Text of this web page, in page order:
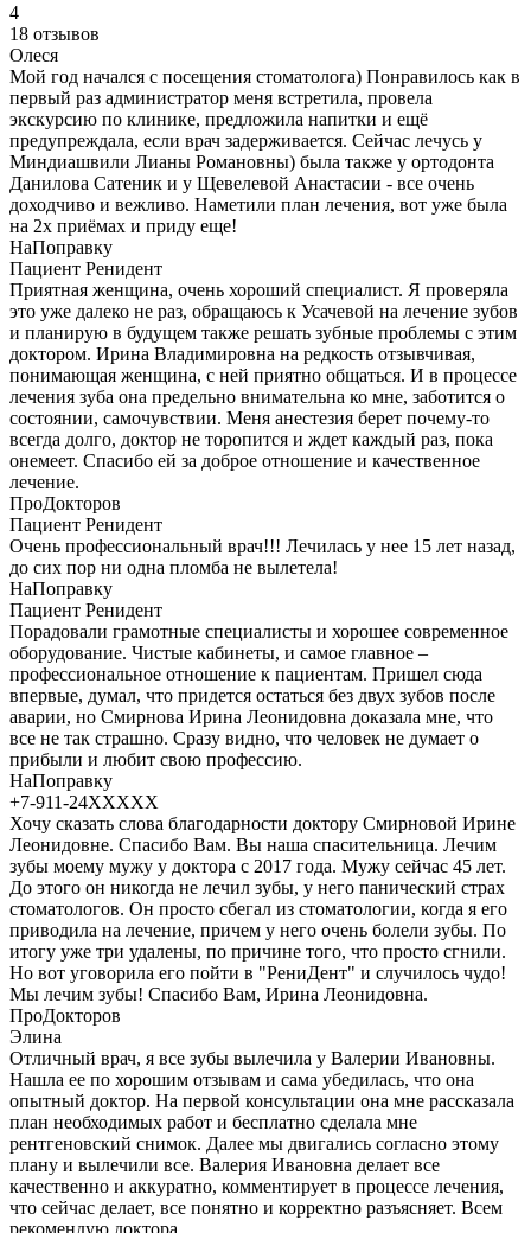
4
18 отзывов
Олеся
Мой год начался с посещения стоматолога) Понравилось как в
первый раз администратор меня встретила, провела
экскурсию по клинике, предложила напитки и ещё
предупреждала, если врач задерживается. Сейчас лечусь у
Миндиашвили Лианы Романовны) была также у ортодонта
Данилова Сатеник и у Щевелевой Анастасии - все очень
доходчиво и вежливо. Наметили план лечения, вот уже была
на 2х приёмах и приду еще!
НаПоправку
Пациент Ренидент
Приятная женщина, очень хороший специалист. Я проверяла
это уже далеко не раз, обращаюсь к Усачевой на лечение зубов
и планирую в будущем также решать зубные проблемы с этим
доктором. Ирина Владимировна на редкость отзывчивая,
понимающая женщина, с ней приятно общаться. И в процессе
лечения зуба она предельно внимательна ко мне, заботится о
состоянии, самочувствии. Меня анестезия берет почему-то
всегда долго, доктор не торопится и ждет каждый раз, пока
онемеет. Спасибо ей за доброе отношение и качественное
лечение.
ПроДокторов
Пациент Ренидент
Очень профессиональный врач!!! Лечилась у нее 15 лет назад,
до сих пор ни одна пломба не вылетела!
НаПоправку
Пациент Ренидент
Порадовали грамотные специалисты и хорошее современное
оборудование. Чистые кабинеты, и самое главное –
профессиональное отношение к пациентам. Пришел сюда
впервые, думал, что придется остаться без двух зубов после
аварии, но Смирнова Ирина Леонидовна доказала мне, что
все не так страшно. Сразу видно, что человек не думает о
прибыли и любит свою профессию.
НаПоправку
+7-911-24XXXXX
Хочу сказать слова благодарности доктору Смирновой Ирине
Леонидовне. Спасибо Вам. Вы наша спасительница. Лечим
зубы моему мужу у доктора с 2017 года. Мужу сейчас 45 лет.
До этого он никогда не лечил зубы, у него панический страх
стоматологов. Он просто сбегал из стоматологии, когда я его
приводила на лечение, причем у него очень болели зубы. По
итогу уже три удалены, по причине того, что просто сгнили.
Но вот уговорила его пойти в "РениДент" и случилось чудо!
Мы лечим зубы! Спасибо Вам, Ирина Леонидовна.
ПроДокторов
Элина
Отличный врач, я все зубы вылечила у Валерии Ивановны.
Нашла ее по хорошим отзывам и сама убедилась, что она
опытный доктор. На первой консультации она мне рассказала
план необходимых работ и бесплатно сделала мне
рентгеновский снимок. Далее мы двигались согласно этому
плану и вылечили все. Валерия Ивановна делает все
качественно и аккуратно, комментирует в процессе лечения,
что сейчас делает, все понятно и корректно разъясняет. Всем
рекомендую доктора.